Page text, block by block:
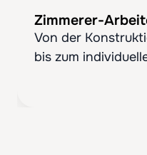
Zimmerer-
Von der
bis zum